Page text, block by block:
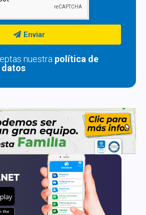
Enviar
nuestra política de